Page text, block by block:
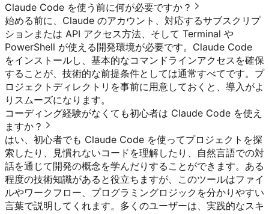
Claude Code を使う前に何が必要ですか？
始める前に、Claude のアカウント、対応するサブスクリプ
ションまたは API アクセス方法、そして Terminal や
PowerShell が使える開発環境が必要です。Claude Code
をインストールし、基本的なコマンドラインアクセスを確保
することが、技術的な前提条件としては通常すべてです。プ
ロジェクトディレクトリを事前に用意しておくと、導入がよ
りスムーズになります。
コーディング経験がなくても初心者は Claude Code を使え
ますか？
はい、初心者でも Claude Code を使ってプロジェクトを探
索したり、見慣れないコードを理解したり、自然言語での対
話を通じて開発の概念を学んだりすることができます。ある
程度の技術知識があると役立ちますが、このツールはファイ
ルやワークフロー、プログラミングロジックを分かりやすい
言葉で説明してくれます。多くのユーザーは、実践的なスキ